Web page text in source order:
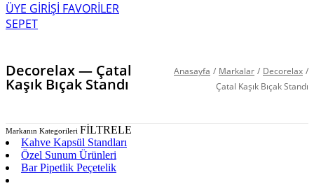
ÜYE GİRİŞİ FAVORİLER
SEPET
Decorelax — Çatal
Kaşık Bıçak Standı
Anasayfa / Markalar / Decorelax /
Çatal Kaşık Bıçak Standı
Markanın Kategorileri FİLTRELE
Kahve Kapsül Standları
Özel Sunum Ürünleri
Bar Pipetlik Peçetelik